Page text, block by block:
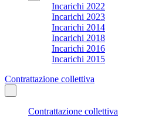
Incarichi 2022
Incarichi 2023
Incarichi 2014
Incarichi 2018
Incarichi 2016
Incarichi 2015
Contrattazione collettiva
Contrattazione collettiva